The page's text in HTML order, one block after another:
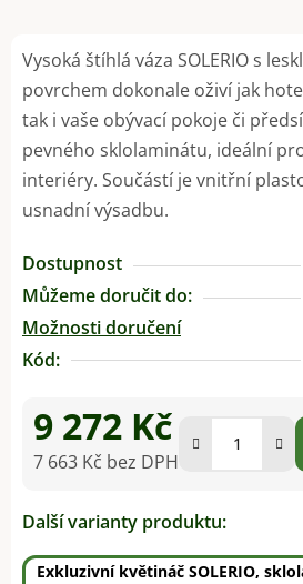
Vysoká štíhlá váza SOLERIO s
povrchem dokonale oživí jak
tak i vaše obývací pokoje či
pevného sklolaminátu, ideální
interiéry. Součástí je vnitřní
usnadní výsadbu.
Dostupnost
Můžeme doručit do:
Možnosti doručení
Kód:
9 272 Kč
7 663 Kč bez DPH
Další varianty produktu:
Exkluzivní květináč SOLERIO,